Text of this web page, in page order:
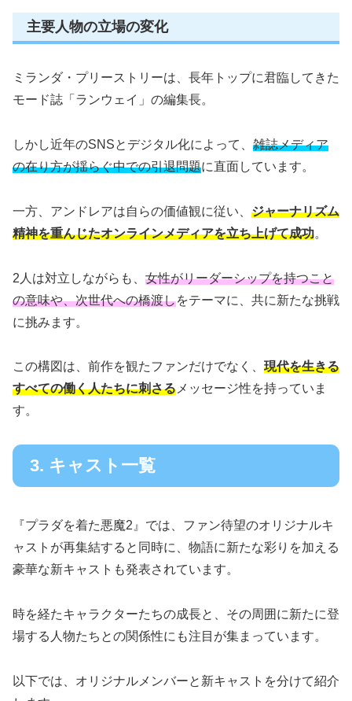
主要人物の立場の変化
ミランダ・プリーストリーは、長年トップに君臨してきた
モード誌「ランウェイ」の編集長。
しかし近年のSNSとデジタル化によって、 雑誌メディア
の在り方が揺らぐ中での引退問題に直面しています。
一方、アンドレアは自らの価値観に従い、 ジャーナリズム
精神を重んじたオンラインメディアを立ち上げて成功。
2人は対立しながらも、 女性がリーダーシップを持つこと
の意味や、次世代への橋渡しをテーマに、共に新たな挑戦
に挑みます。
この構図は、前作を観たファンだけでなく、 現代を生きる
すべての働く人たちに刺さる メッセージ性を持っていま
す。
3. キャスト一覧
『プラダを着た悪魔2』では、ファン待望のオリジナルキ
ャストが再集結すると同時に、物語に新たな彩りを加える
豪華な新キャストも発表されています。
時を経たキャラクターたちの成長と、その周囲に新たに登
場する人物たちとの関係性にも注目が集まっています。
以下では、オリジナルメンバーと新キャストを分けて紹介